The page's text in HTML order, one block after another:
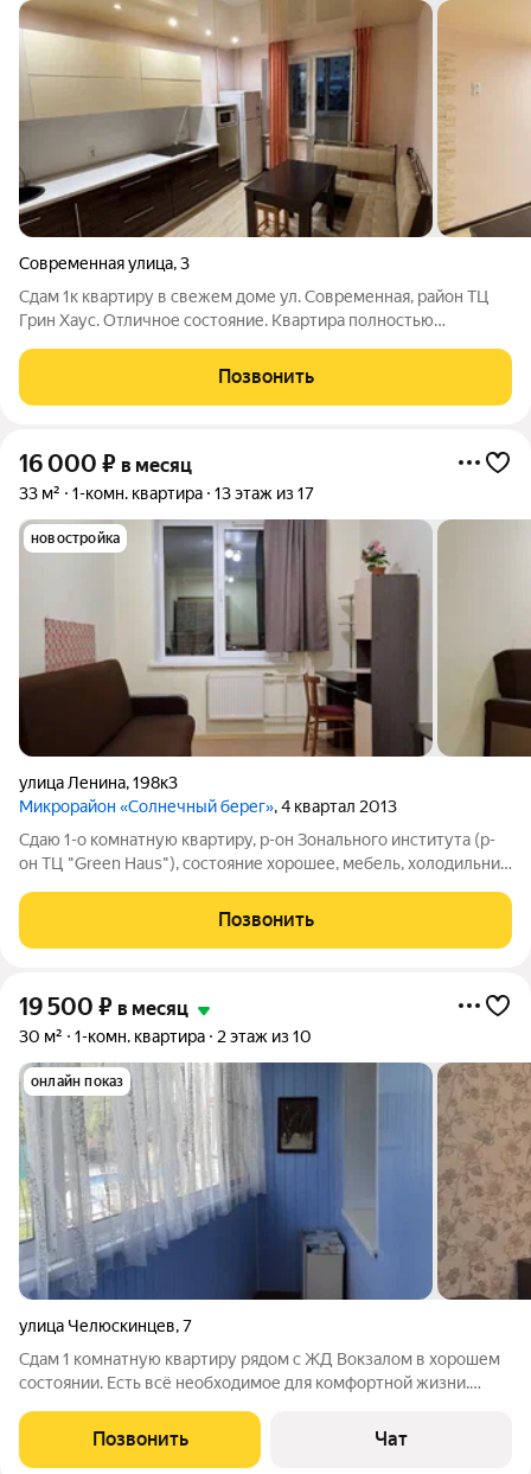
Современная улица,3
Сдам 1к квартиру в свежем доме ул. Современная, район ТЦ
Грин Хаус. Отличное состояние. Квартира полностью
проживания мебелью (диван привезли, на фото отсутствует).
Есть кондиционер, стиральная машина,
Позвонить
16 000 ₽ в месяц
33 м² 1-комн. квартира 13 этаж из 17
новостройка
улица Ленина,198к3
Микрорайон «Солнечный берег», 4 квартал 2013
Сдаю 1-о комнатную квартиру, р-он Зонального института (р-
он ТЦ "Grееn Hаus"), состояние хорошее, мебель, холодильник,
16000+кoммунальные платежи. Фотографии настоящие.
Позвонить
19 500 ₽ в месяц
30 м² 1-комн. квартира 2 этаж из 10
онлайн показ
улица Челюскинцев,7
Сдам 1 комнатную квартиру рядом с ЖД Вокзалом в хорошем
состоянии. Есть всё необходимое для комфортной жизни.
Звоните.Пишите.
Позвонить Чат